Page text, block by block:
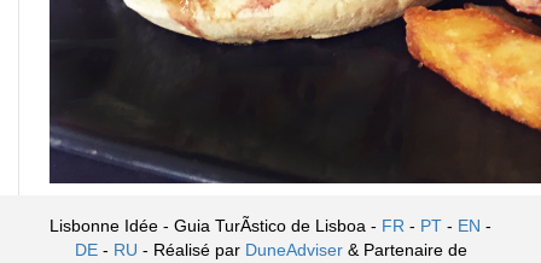
Lisbonne Idée - Guia TurÃ­stico de Lisboa - FR - PT - EN -
DE- RU - Réalisé par DuneAdviser & Partenaire de